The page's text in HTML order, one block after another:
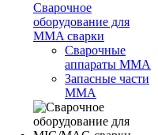
Сварочное
оборудование для
MMA сварки
Сварочные
аппараты MMA
Запасные части
MMA